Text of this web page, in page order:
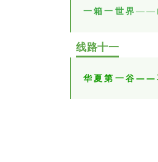
一箱一世界——
线路十一
华夏第一谷——